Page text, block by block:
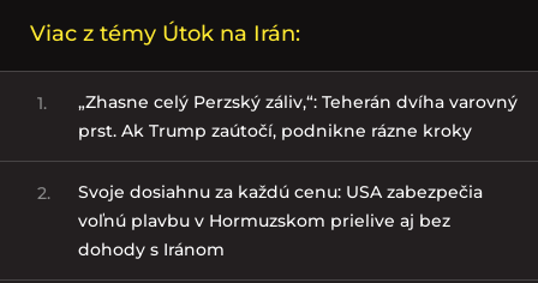
Viac z témy Útok na Irán:
1.
„Zhasne celý Perzský záliv,“: Teherán dvíha varovný
prst. Ak Trump zaútočí, podnikne rázne kroky
2.
Svoje dosiahnu za každú cenu: USA zabezpečia
voľnú plavbu v Hormuzskom prielive aj bez
dohody s Iránom